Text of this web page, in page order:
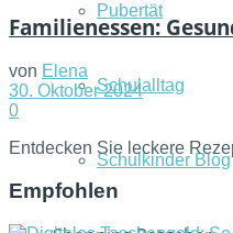
Pubertät
Schulalltag
Schulkinder Blog
Familienessen:
von Elena
30. Oktober 2024
0
Entdecken Sie leckere
Empfohlen